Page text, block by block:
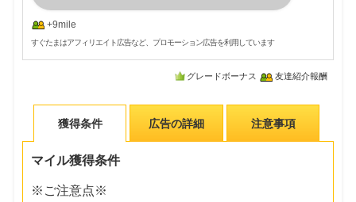
+9mile
すぐたまはアフィリエイト広告など、プロモーション広告を利用しています
グレードボーナス 友達紹介報酬
獲得条件 広告の詳細 注意事項
マイル獲得条件
※ご注意点※